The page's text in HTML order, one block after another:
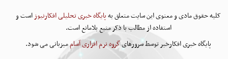
کلیه حقوق مادی و معنوی این سایت متعلق بهپایگاه خبری تحلیلی افکارنیوزاست و
استفاده از مطالب با ذکر منبع بلامانع است.
پایگاه خبری افکارخبر توسط سرورهایگروه نرم افزاری آساممیزبانی می شود.